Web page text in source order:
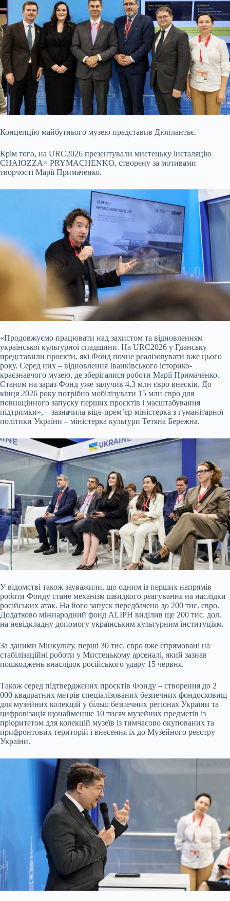
Концепцію майбутнього музею представив Дюплантьє.
Крім того, на URC2026 презентували мистецьку інсталяцію
CHAIOZZA× PRYMACHENKO, створену за мотивами
творчості Марії Примаченко.
«Продовжуємо працювати над захистом та відновленням
української культурної спадщини. На URC2026 у Гданську
представили проєкти, які Фонд почне реалізовувати вже цього
року. Серед них – відновлення Іванківського історико-
краєзнавчого музею, де зберігалися роботи Марії Примаченко.
Станом на зараз Фонд уже залучив 4,3 млн євро внесків. До
кінця 2026 року потрібно мобілізувати 15 млн євро для
повноцінного запуску перших проєктів і масштабування
підтримки», – зазначила віце-прем’єр-міністерка з гуманітарної
політики України – міністерка культури Тетяна Бережна.
У відомстві також зауважили, що одним із перших напрямів
роботи Фонду стане механізм швидкого реагування на наслідки
російських атак. На його запуск передбачено до 200 тис. євро.
Додатково міжнародний фонд ALIPH виділив ще 200 тис. дол.
на невідкладну допомогу українським культурним інституціям.
За даними Мінкульту, перші 30 тис. євро вже спрямовані на
стабілізаційні роботи у Мистецькому арсеналі, який зазнав
пошкоджень внаслідок російського удару 15 червня.
Також серед підтверджених проєктів Фонду – створення до 2
000 квадратних метрів спеціалізованих безпечних фондосховищ
для музейних колекцій у більш безпечних регіонах України та
цифровізація щонайменше 10 тисяч музейних предметів із
пріоритетом для колекцій музеїв із тимчасово окупованих та
прифронтових територій і внесення їх до Музейного реєстру
України.